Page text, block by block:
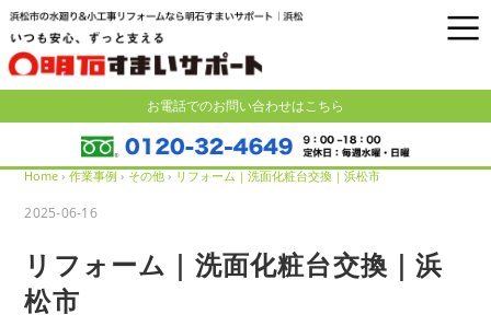
お電話でのお問い合わせはこちら
Home › 作業事例 › その他 › リフォーム｜洗面化粧台交換｜浜松市
2025-06-16
リフォーム｜洗面化粧台交換｜浜
松市